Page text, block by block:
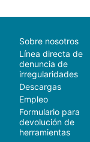
Sobre nosotros
Línea directa de
denuncia de
irregularidades
Descargas
Empleo
Formulario para
devolución de
herramientas